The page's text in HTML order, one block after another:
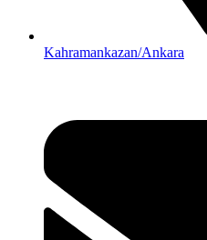
Kahramankazan/Ankara